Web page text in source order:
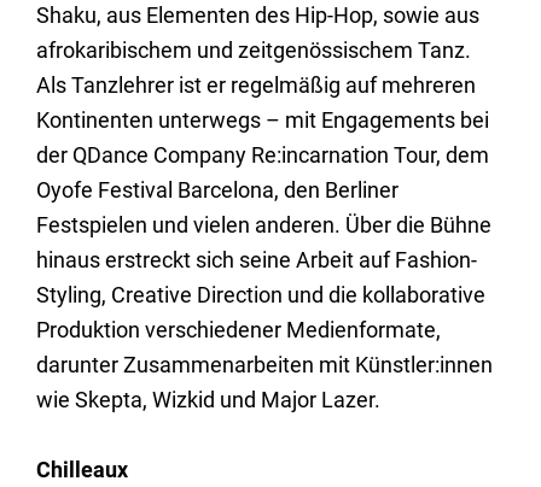
Shaku, aus Elementen des Hip-Hop, sowie aus
afrokaribischem und zeitgenössischem Tanz.
Als Tanzlehrer ist er regelmäßig auf mehreren
Kontinenten unterwegs – mit Engagements bei
der QDance Company Re:incarnation Tour, dem
Oyofe Festival Barcelona, den Berliner
Festspielen und vielen anderen. Über die Bühne
hinaus erstreckt sich seine Arbeit auf Fashion-
Styling, Creative Direction und die kollaborative
Produktion verschiedener Medienformate,
darunter Zusammenarbeiten mit Künstler:innen
wie Skepta, Wizkid und Major Lazer.
Chilleaux